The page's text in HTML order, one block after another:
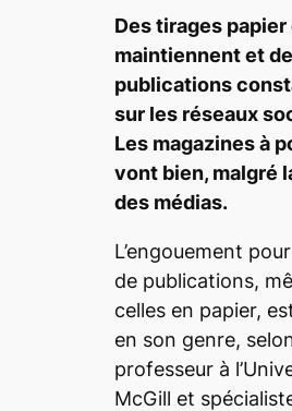
Des tirages papier
maintiennent et
publications
sur les réseaux
Les magazines à
vont bien, malgré
des médias.
L’engouement
de publications,
celles en papier,
en son genre,
professeur à
McGill et